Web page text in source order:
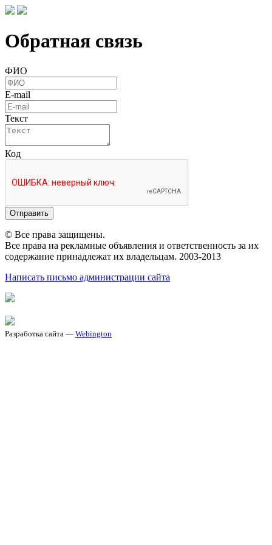
Обратная связь
ФИО
E-mail
Текст
Код
Отправить
© Все права защищены.
Все права на рекламные объявления и ответственность за их
содержание принадлежат их владельцам. 2003-2013
Написать письмо администрации сайта
Разработка сайта — Webington